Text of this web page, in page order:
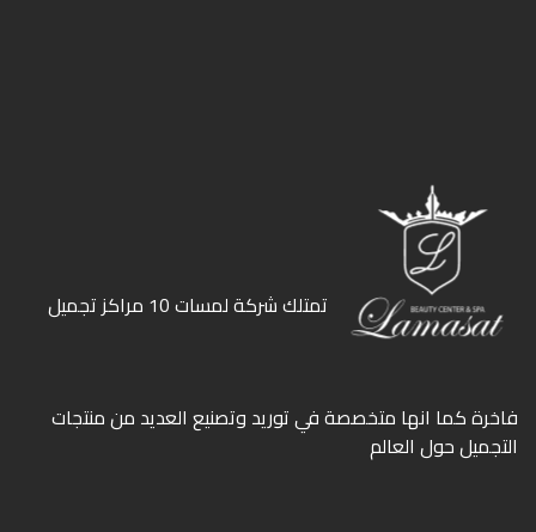
ﺗﻤﺘﻠﻚ ﺷﺮﻛﺔ ﻟﻤﺴﺎت 10 ﻣﺮاﻛﺰ ﺗﺠﻤﻴﻞ
ﻓﺎﺧﺮة كما انها ﻣﺘﺨﺼﺼﺔ ﻓﻲ ﺗﻮرﻳﺪ وﺗﺼﻨﻴﻊ اﻟﻌﺪﻳﺪ ﻣﻦ ﻣﻨﺘﺠﺎت
اﻟﺘﺠﻤﻴﻞ ﺣﻮل اﻟﻌﺎﻟﻢ